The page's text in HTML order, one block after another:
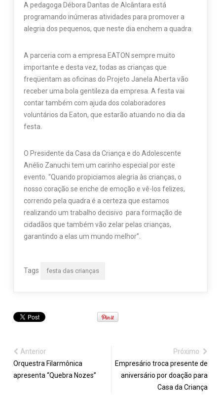
A pedagoga Débora Dantas de Alcântara está
programando inúmeras atividades para promover a
alegria dos pequenos, que neste dia enchem a quadra.
A parceria com a empresa EATON sempre muito
importante e desta vez, todas as crianças que
freqüentam as oficinas do Projeto Janela Aberta vão
receber uma bola gentileza da empresa. A festa vai
contar também com ajuda dos colaboradores
voluntários da Eaton, que estarão atuando no dia da
festa.
O Presidente da Casa da Criança e do Adolescente
Anélio Zanuchi tem um carinho especial por este
evento. “Quando propiciamos alegria às crianças, o
nosso coração se enche de emoção e vê-los felizes,
correndo pela quadra é a certeza que estamos
realizando um trabalho decisivo para formação de
cidadãos que também vão zelar pelas crianças,
garantindo a elas um mundo melhor”.
Tags festa das crianças
Anterior
Orquestra Filarmônica
apresenta “Quebra Nozes”
Próximo
Empresário troca presente de
aniversário por doação para
Casa da Criança